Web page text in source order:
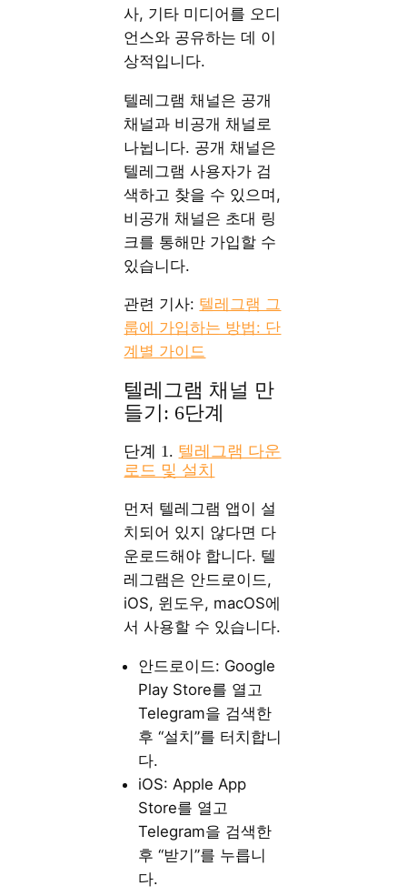
사, 기타 미디어를 오디
언스와 공유하는 데 이
상적입니다.
텔레그램 채널은 공개
채널과 비공개 채널로
나뉩니다. 공개 채널은
텔레그램 사용자가 검
색하고 찾을 수 있으며,
비공개 채널은 초대 링
크를 통해만 가입할 수
있습니다.
관련 기사: 텔레그램 그
룹에 가입하는 방법: 단
계별 가이드
텔레그램 채널 만
들기: 6단계
단계 1. 텔레그램 다운
로드 및 설치
먼저 텔레그램 앱이 설
치되어 있지 않다면 다
운로드해야 합니다. 텔
레그램은 안드로이드,
iOS, 윈도우, macOS에
서 사용할 수 있습니다.
안드로이드: Google
Play Store를 열고
Telegram을 검색한
후 “설치”를 터치합니
다.
iOS: Apple App
Store를 열고
Telegram을 검색한
후 “받기”를 누릅니
다.